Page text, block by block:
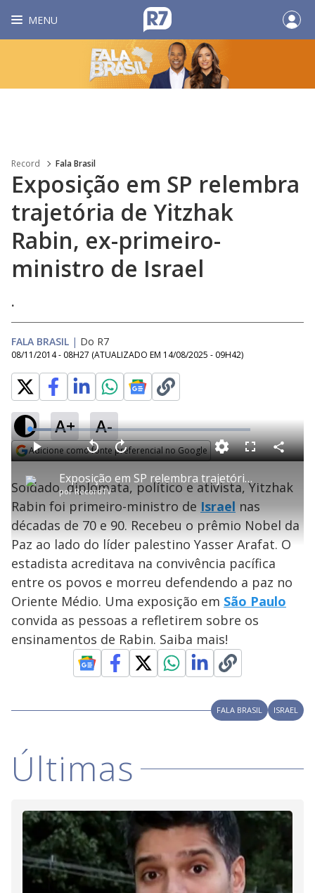
MENU
Record Fala Brasil
Exposição em SP relembra
trajetória de Yitzhak
Rabin, ex-primeiro-
ministro de Israel
.
FALA BRASIL | Do R7
08/11/2014 - 08H27 (ATUALIZADO EM 14/08/2025 - 09H42)
A+ A-
Adicione como fonte preferencial no Google
P
l
a
y
V
i
e
o
Exposição em SP relembra trajetória de Yitzhak Rabin, ex-primeiro-ministro de Israel
porRecordTV
P V
t
a
r
0
e
g
n
d
s
A
n
ç
a
1
s
e
u
n
o
s
M
u
d
o
L
o
a
d
e
.
8
3
%
F
l
s
c
e
n
C
o
a
r
h
Soldado, diplomata, político e ativista, Yitzhak
Rabin foi primeiro-ministro de Israel nas
décadas de 70 e 90. Recebeu o prêmio Nobel da
Paz ao lado do líder palestino Yasser Arafat. O
estadista acreditava na convivência pacífica
entre os povos e morreu defendendo a paz no
Oriente Médio. Uma exposição em São Paulo
convida as pessoas a refletirem sobre os
ensinamentos de Rabin. Saiba mais!
FALA BRASIL ISRAEL
Últimas